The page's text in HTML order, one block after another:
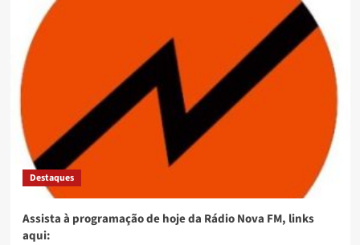
Destaques
Assista à programação de hoje da Rádio Nova FM, links
aqui: